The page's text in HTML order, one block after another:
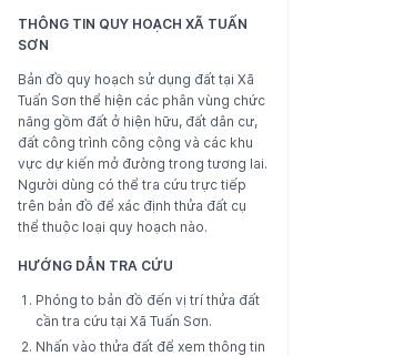
THÔNG TIN QUY HOẠCH XÃ TUẤN
SƠN
Bản đồ quy hoạch sử dụng đất tại Xã
Tuấn Sơn thể hiện các phân vùng chức
năng gồm đất ở hiện hữu, đất dân cư,
đất công trình công cộng và các khu
vực dự kiến mở đường trong tương lai.
Người dùng có thể tra cứu trực tiếp
trên bản đồ để xác định thửa đất cụ
thể thuộc loại quy hoạch nào.
HƯỚNG DẪN TRA CỨU
Phóng to bản đồ đến vị trí thửa đất
cần tra cứu tại Xã Tuấn Sơn.
Nhấn vào thửa đất để xem thông tin